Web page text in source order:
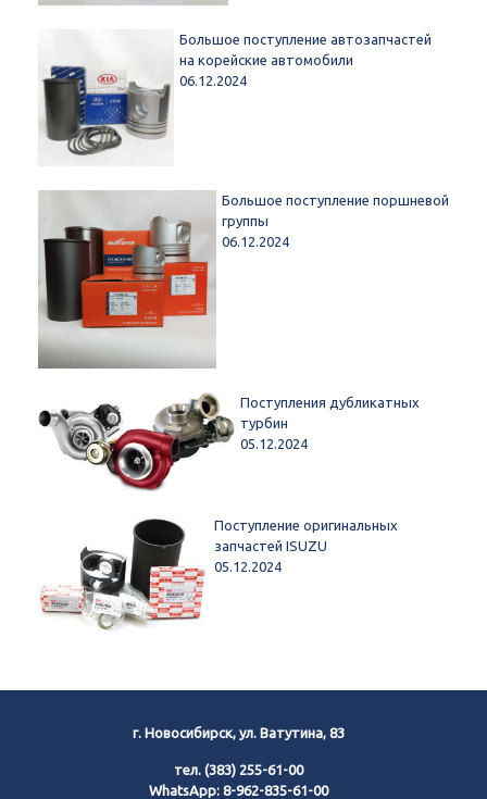
Большое поступление автозапчастей
на корейские автомобили
06.12.2024
Большое поступление поршневой
группы
06.12.2024
Поступления дубликатных
турбин
05.12.2024
Поступление оригинальных
запчастей ISUZU
05.12.2024
г. Новосибирск, ул. Ватутина, 83
тел. (383) 255-61-00
WhatsApp: 8-962-835-61-00